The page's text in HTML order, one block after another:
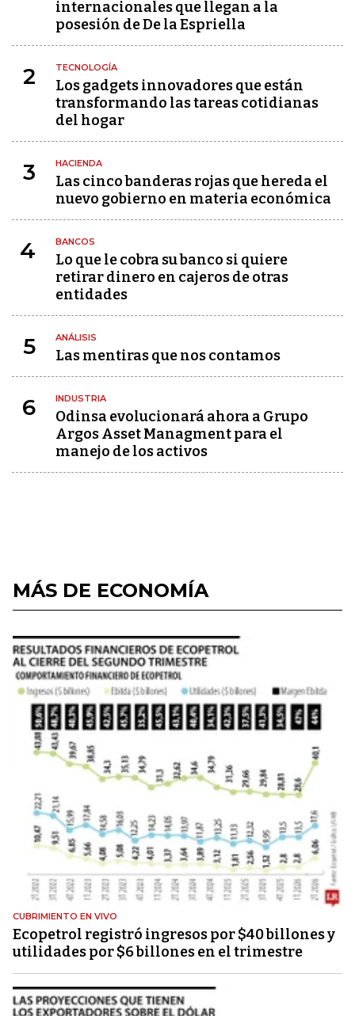
internacionales que llegan a la
posesión de De la Espriella
2 TECNOLOGÍA
Los gadgets innovadores que están
transformando las tareas cotidianas
del hogar
3 HACIENDA
Las cinco banderas rojas que hereda el
nuevo gobierno en materia económica
4 BANCOS
Lo que le cobra su banco si quiere
retirar dinero en cajeros de otras
entidades
5 ANÁLISIS
Las mentiras que nos contamos
6 INDUSTRIA
Odinsa evolucionará ahora a Grupo
Argos Asset Managment para el
manejo de los activos
MÁS DE ECONOMÍA
CUBRIMIENTO EN VIVO
Ecopetrol registró ingresos por $40 billones y
utilidades por $6 billones en el trimestre